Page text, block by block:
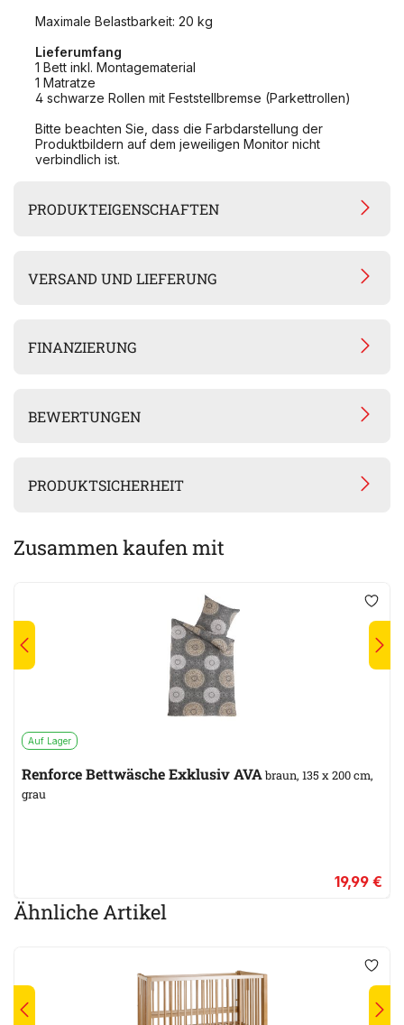
Maximale Belastbarkeit: 20 kg
Lieferumfang
1 Bett inkl. Montagematerial
1 Matratze
4 schwarze Rollen mit Feststellbremse (Parkettrollen)
Bitte beachten Sie, dass die Farbdarstellung der
Produktbildern auf dem jeweiligen Monitor nicht
verbindlich ist.
PRODUKTEIGENSCHAFTEN
VERSAND UND LIEFERUNG
FINANZIERUNG
BEWERTUNGEN
PRODUKTSICHERHEIT
Zusammen kaufen mit
Auf Lager
Renforce Bettwäsche Exklusiv AVAbraun, 135 x 200 cm,
grau
19,99 €
Ähnliche Artikel